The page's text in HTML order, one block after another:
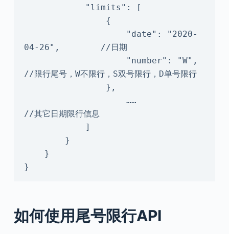
04-26",        //日期
//限行尾号，W不限行，S双号限行，D单号限行
//其它日期限行信息
}
如何使用尾号限行API